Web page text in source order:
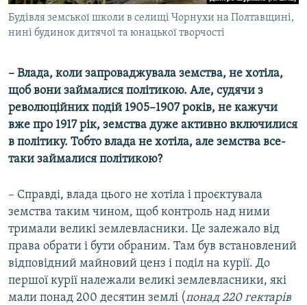
Будівля земської школи в селищі Чорнухи на Полтавщині,
нині будинок дитячої та юнацької творчості
– Влада, коли запроваджувала земства, не хотіла,
щоб вони займалися політикою. Але, судячи з
революційних подій 1905–1907 років, не кажучи
вже про 1917 рік, земства дуже активно включилися
в політику. Тобто влада не хотіла, але земства все-
таки займалися політикою?
– Справді, влада цього не хотіла і проєктувала
земства таким чином, щоб контроль над ними
тримали великі землевласники. Це залежало від
права обрати і бути обраним. Там був встановлений
відповідний майновий ценз і поділ на курії. До
першої курії належали великі землевласники, які
мали понад 200 десятин землі (понад 220 гектарів